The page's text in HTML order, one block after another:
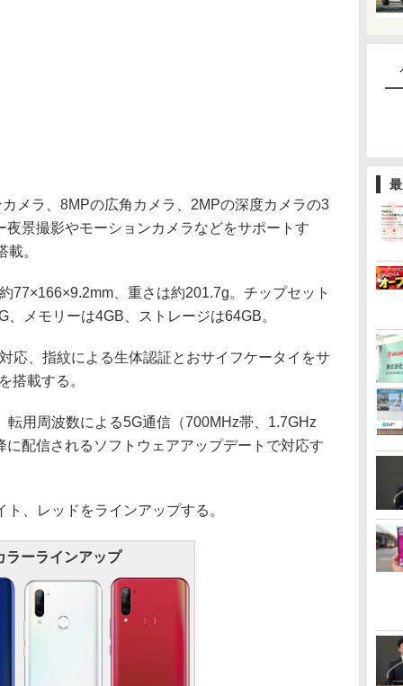
メラ、8MPの広角カメラ、2MPの深度カメラの3
景撮影やモーションカメラなどをサポートす
。
、重さは約201.7g。チップセット
メモリーは4GB、ストレージは64GB。
、指紋による生体認証とおサイフケータイをサ
搭載する。
用周波数による5G通信（700MHz帯、1.7GHz
配信されるソフトウェアアップデートで対応す
、レッドをラインアップする。
ラーラインアップ